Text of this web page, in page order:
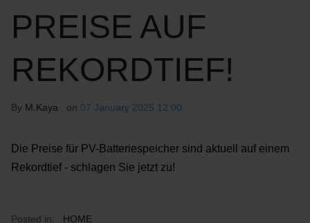
PREISE AUF
REKORDTIEF!
By M.Kaya , on 07 January 2025 12:00
Die Preise für PV-Batteriespeicher sind aktuell auf einem
Rekordtief - schlagen Sie jetzt zu!
Posted in: HOME